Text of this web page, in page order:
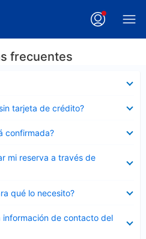
frecuentes
tarjeta de crédito?
confirmada?
mi reserva a través de
qué lo necesito?
información de contacto del